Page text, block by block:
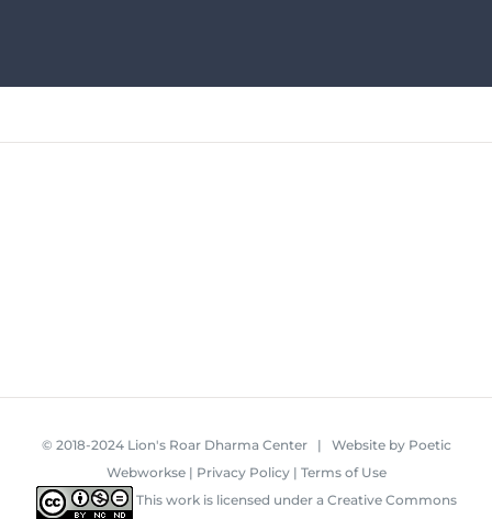
© 2018-2024 Lion's Roar Dharma Center | Website by Poetic
Webworkse| Privacy Policy| Terms of Use
This work is licensed under a Creative Commons